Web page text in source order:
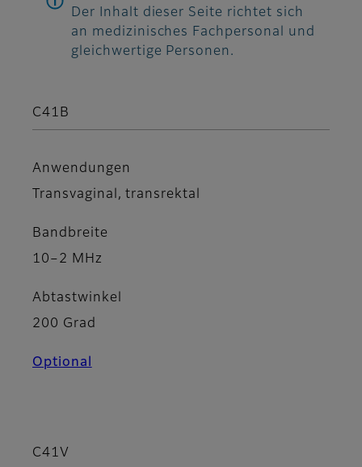
Der Inhalt dieser Seite richtet sich
an medizinisches Fachpersonal und
gleichwertige Personen.
C41B
Anwendungen
Transvaginal, transrektal
Bandbreite
10–2 MHz
Abtastwinkel
200 Grad
Optional
C41V